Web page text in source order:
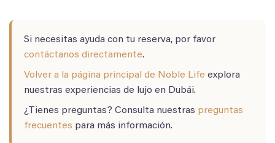
Si necesitas ayuda con tu reserva, por favor
contáctanos directamente.
Volver a la página principal de Noble Life explora
nuestras experiencias de lujo en Dubái.
¿Tienes preguntas? Consulta nuestras preguntas
frecuentes para más información.